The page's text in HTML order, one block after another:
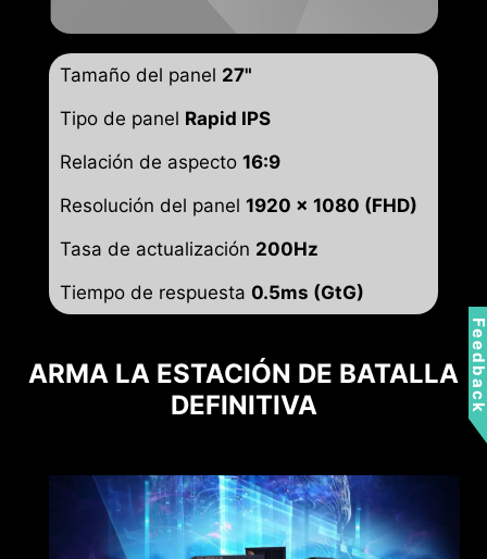
Tamaño del panel 27"
Tipo de panel Rapid IPS
Relación de aspecto 16:9
Resolución del panel 1920 x 1080 (FHD)
Tasa de actualización 200Hz
Tiempo de respuesta 0.5ms (GtG)
ARMA LA ESTACIÓN DE BATALLA
DEFINITIVA